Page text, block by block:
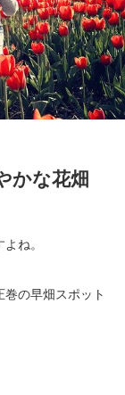
かな花畑
ね。
の早畑スポット